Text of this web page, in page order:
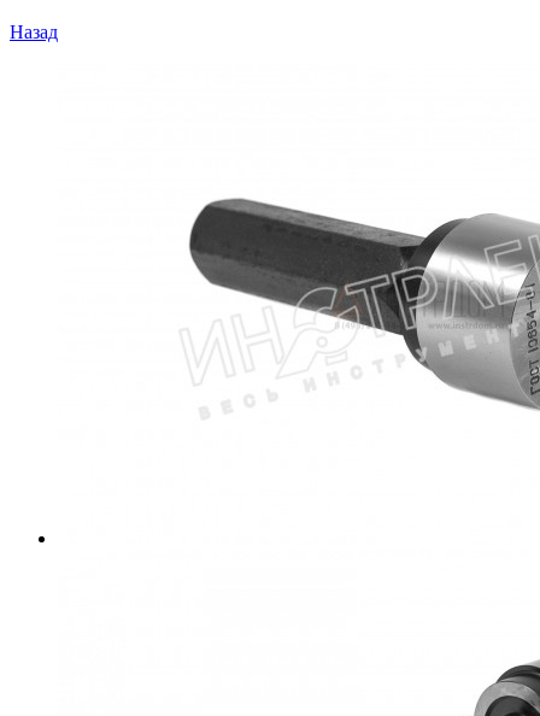
Назад